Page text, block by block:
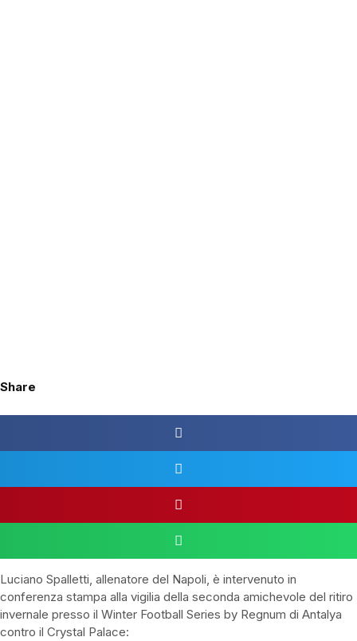
Share
Luciano Spalletti, allenatore del Napoli, è intervenuto in
conferenza stampa alla vigilia della seconda amichevole del ritiro
invernale presso il Winter Football Series by Regnum di Antalya
contro il Crystal Palace: